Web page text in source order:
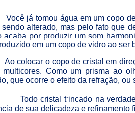
Você já tomou água em um copo
sendo alterado, mas pelo fato que
acaba por produzir um som
em um copo de vidro ao ser
Ao colocar o copo de cristal em
multicores. Como um prisma ao
que ocorre o efeito da refração, ou
Todo cristal trincado na
de sua delicadeza e refinamento